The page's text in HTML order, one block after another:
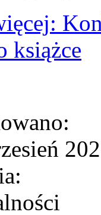
książce